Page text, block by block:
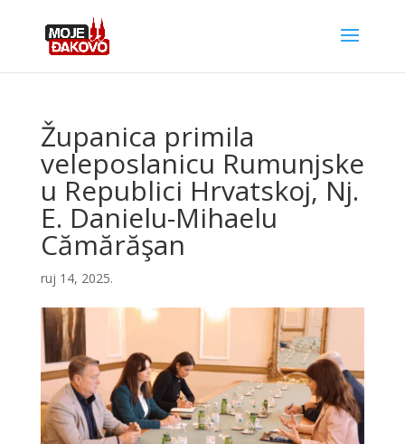
Županica primila
veleposlanicu Rumunjske
u Republici Hrvatskoj, Nj.
E. Danielu-Mihaelu
Cămărăşan
ruj 14, 2025.